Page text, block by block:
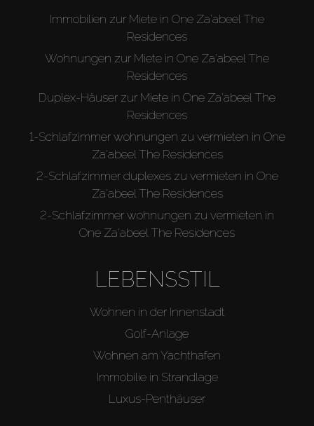
Immobilien zur Miete in One Za'abeel The
Residences
Wohnungen zur Miete in One Za'abeel The
Residences
Duplex-Häuser zur Miete in One Za'abeel The
Residences
1-Schlafzimmer wohnungen zu vermieten in One
Za'abeel The Residences
2-Schlafzimmer duplexes zu vermieten in One
Za'abeel The Residences
2-Schlafzimmer wohnungen zu vermieten in
One Za'abeel The Residences
LEBENSSTIL
Wohnen in der Innenstadt
Golf-Anlage
Wohnen am Yachthafen
Immobilie in Strandlage
Luxus-Penthäuser